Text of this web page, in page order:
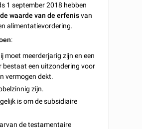
1 september 2018 hebben
waarde van de erfenisvan
alimentatievordering.
:
moet meerderjarig zijn en een
bestaat een uitzondering voor
vermogen dekt.
zijn.
is om de subsidiaire
de testamentaire